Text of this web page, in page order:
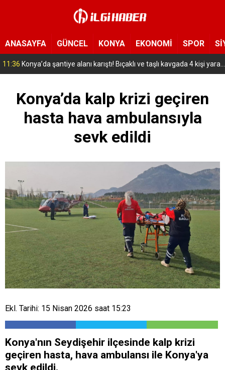
ANASAYFA GÜNCEL KONYA EKONOMİ SPOR
11:16 Rojin Kabaiş’in babasını tehdit edenlere operasyon! 10 şüpheli gözaltına alındı
Konya’da kalp krizi geçiren
hasta hava ambulansıyla
sevk edildi
Ekl. Tarihi: 15 Nisan 2026 saat 15:23
Konya'nın Seydişehir ilçesinde kalp krizi
geçiren hasta, hava ambulansı ile Konya'ya
sevk edildi.